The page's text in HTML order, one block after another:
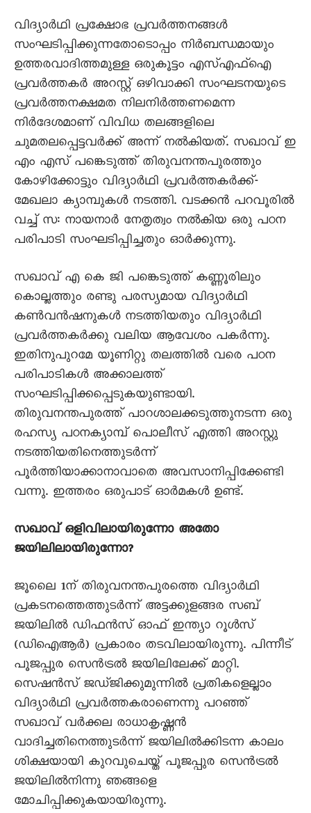
വിദ്യാർഥി പ്രക്ഷോഭ പ്രവർത്തനങ്ങൾ
സംഘടിപ്പിക്കുന്നതോടൊപ്പം നിർബന്ധമായും
ഉത്തരവാദിത്തമുള്ള ഒരുകൂട്ടം എസ്എഫ്ഐ
പ്രവർത്തകർ അറസ്റ്റ് ഒഴിവാക്കി സംഘടനയുടെ
പ്രവർത്തനക്ഷമത നിലനിർത്തണമെന്ന
നിർദേശമാണ് വിവിധ തലങ്ങളിലെ
ചുമതലപ്പെട്ടവർക്ക് അന്ന് നൽകിയത്. സഖാവ് ഇ
എം എസ് പങ്കെടുത്ത് തിരുവനന്തപുരത്തും
കോഴിക്കോട്ടും വിദ്യാർഥി പ്രവർത്തകർക്ക്-
മേഖലാ ക്യാമ്പുകൾ നടത്തി. വടക്കൻ പറവൂരിൽ
വച്ച് സ: നായനാർ നേതൃത്വം നൽകിയ ഒരു പഠന
പരിപാടി സംഘടിപ്പിച്ചതും ഓർക്കുന്നു.
സഖാവ് എ കെ ജി പങ്കെടുത്ത് കണ്ണൂരിലും
കൊല്ലത്തും രണ്ടു പരസ്യമായ വിദ്യാർഥി
കൺവൻഷനുകൾ നടത്തിയതും വിദ്യാർഥി
പ്രവർത്തകർക്കു വലിയ ആവേശം പകർന്നു.
ഇതിനുപുറമേ യൂണിറ്റു തലത്തിൽ വരെ പഠന
പരിപാടികൾ അക്കാലത്ത്
സംഘടിപ്പിക്കപ്പെടുകയുണ്ടായി.
തിരുവനന്തപുരത്ത് പാറശാലക്കടുത്തുനടന്ന ഒരു
രഹസ്യ പഠനക്യാമ്പ് പൊലീസ് എത്തി അറസ്റ്റു
നടത്തിയതിനെത്തുടർന്ന്
പൂർത്തിയാക്കാനാവാതെ അവസാനിപ്പിക്കേണ്ടി
വന്നു. ഇത്തരം ഒരുപാട് ഓർമകൾ ഉണ്ട്.
സഖാവ് ഒളിവിലായിരുന്നോ അതോ
ജയിലിലായിരുന്നോ?
ജൂലെെ 1ന് തിരുവനന്തപുരത്തെ വിദ്യാർഥി
പ്രകടനത്തെത്തുടർന്ന് അട്ടക്കുളങ്ങര സബ്
ജയിലിൽ ഡിഫൻസ് ഓഫ് ഇന്ത്യാ റൂൾസ്
(ഡിഐആർ) പ്രകാരം തടവിലായിരുന്നു. പിന്നീട്
പൂജപ്പുര സെൻട്രൽ ജയിലിലേക്ക് മാറ്റി.
സെഷൻസ് ജഡ്ജിക്കുമുന്നിൽ പ്രതികളെല്ലാം
വിദ്യാർഥി പ്രവർത്തകരാണെന്നു പറഞ്ഞ്
സഖാവ് വർക്കല രാധാകൃഷ്ണൻ
വാദിച്ചതിനെത്തുടർന്ന് ജയിലിൽക്കിടന്ന കാലം
ശിക്ഷയായി കുറവുചെയ്ത് പൂജപ്പുര സെൻട്രൽ
ജയിലിൽനിന്നു ഞങ്ങളെ
മോചിപ്പിക്കുകയായിരുന്നു.